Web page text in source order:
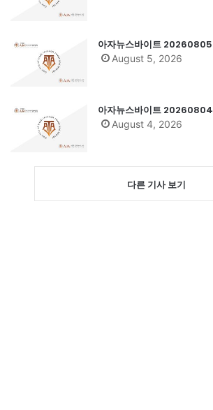
아자뉴스바이트 20260805
August 5, 2026
아자뉴스바이트 20260804
August 4, 2026
다른 기사 보기